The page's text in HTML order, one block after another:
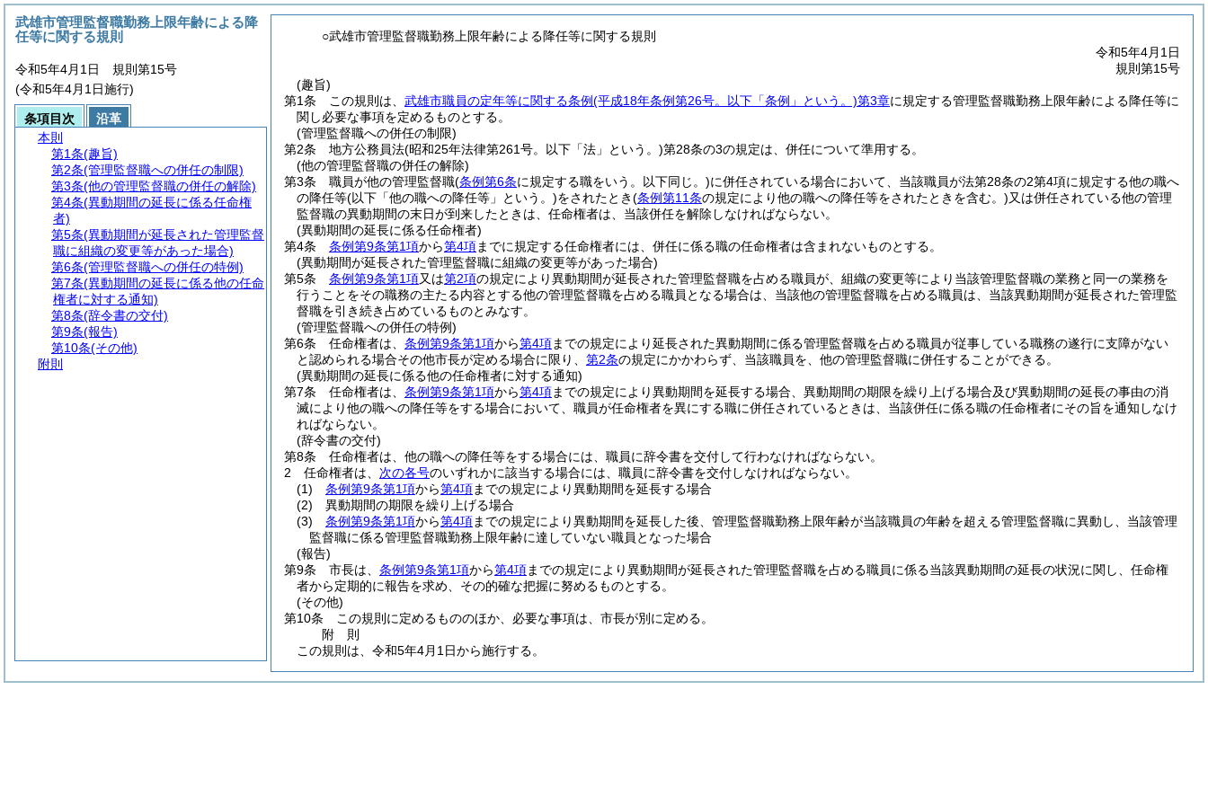
○武雄市管理監督職勤務上限年齢による降任等に関する規則
令和5年4月1日
規則第15号
(趣旨)
第1条
この規則は、 武雄市職員の定年等に関する条例(平成18年条例第26号。以下「条例」という。)第3章に規定する管理監督職勤務上限年齢による降任等に
関し必要な事項を定めるものとする。
(管理監督職への併任の制限)
第2条
地方公務員法(昭和25年法律第261号。以下「法」という。)第28条の3の規定は、併任について準用する。
(他の管理監督職の併任の解除)
第3条
職員が他の管理監督職(条例第6条に規定する職をいう。以下同じ。)に併任されている場合において、当該職員が法第28条の2第4項に規定する他の職へ
の降任等(以下「他の職への降任等」という。)をされたとき(条例第11条の規定により他の職への降任等をされたときを含む。)又は併任されている他の管理
監督職の異動期間の末日が到来したときは、任命権者は、当該併任を解除しなければならない。
(異動期間の延長に係る任命権者)
第4条
条例第9条第1項から第4項までに規定する任命権者には、併任に係る職の任命権者は含まれないものとする。
(異動期間が延長された管理監督職に組織の変更等があった場合)
第5条
条例第9条第1項又は第2項の規定により異動期間が延長された管理監督職を占める職員が、組織の変更等により当該管理監督職の業務と同一の業務を
行うことをその職務の主たる内容とする他の管理監督職を占める職員となる場合は、当該他の管理監督職を占める職員は、当該異動期間が延長された管理監
督職を引き続き占めているものとみなす。
(管理監督職への併任の特例)
第6条
任命権者は、 条例第9条第1項から第4項までの規定により延長された異動期間に係る管理監督職を占める職員が従事している職務の遂行に支障がない
と認められる場合その他市長が定める場合に限り、 第2条の規定にかかわらず、当該職員を、他の管理監督職に併任することができる。
(異動期間の延長に係る他の任命権者に対する通知)
第7条
任命権者は、 条例第9条第1項から第4項までの規定により異動期間を延長する場合、異動期間の期限を繰り上げる場合及び異動期間の延長の事由の消
滅により他の職への降任等をする場合において、職員が任命権者を異にする職に併任されているときは、当該併任に係る職の任命権者にその旨を通知しなけ
ればならない。
(辞令書の交付)
第8条
任命権者は、他の職への降任等をする場合には、職員に辞令書を交付して行わなければならない。
2
任命権者は、 次の各号のいずれかに該当する場合には、職員に辞令書を交付しなければならない。
(1)
条例第9条第1項から第4項までの規定により異動期間を延長する場合
(2)
異動期間の期限を繰り上げる場合
(3)
条例第9条第1項から第4項までの規定により異動期間を延長した後、管理監督職勤務上限年齢が当該職員の年齢を超える管理監督職に異動し、当該管理
監督職に係る管理監督職勤務上限年齢に達していない職員となった場合
(報告)
第9条
市長は、 条例第9条第1項から第4項までの規定により異動期間が延長された管理監督職を占める職員に係る当該異動期間の延長の状況に関し、任命権
者から定期的に報告を求め、その的確な把握に努めるものとする。
(その他)
第10条
この規則に定めるもののほか、必要な事項は、市長が別に定める。
附 則
この規則は、令和5年4月1日から施行する。
武雄市管理監督職勤務上限年齢による降
任等に関する規則
令和5年4月1日 規則第15号
(令和5年4月1日施行)
条項目次
沿革
本則
第1条(趣旨)
第2条(管理監督職への併任の制限)
第3条(他の管理監督職の併任の解除)
第4条(異動期間の延長に係る任命権
者)
第5条(異動期間が延長された管理監督
職に組織の変更等があった場合)
第6条(管理監督職への併任の特例)
第7条(異動期間の延長に係る他の任命
権者に対する通知)
第8条(辞令書の交付)
第9条(報告)
第10条(その他)
附則